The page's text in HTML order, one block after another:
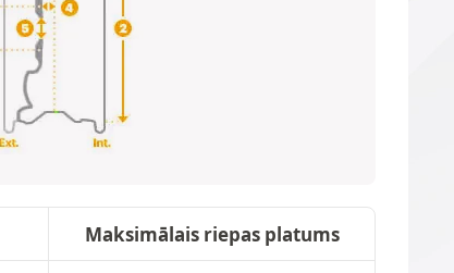
Maksimālais riepas platums